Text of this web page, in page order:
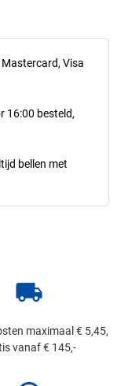
Visa
16:00 besteld,
bellen met
local_shipping
maximaal € 5,45,
vanaf € 145,-